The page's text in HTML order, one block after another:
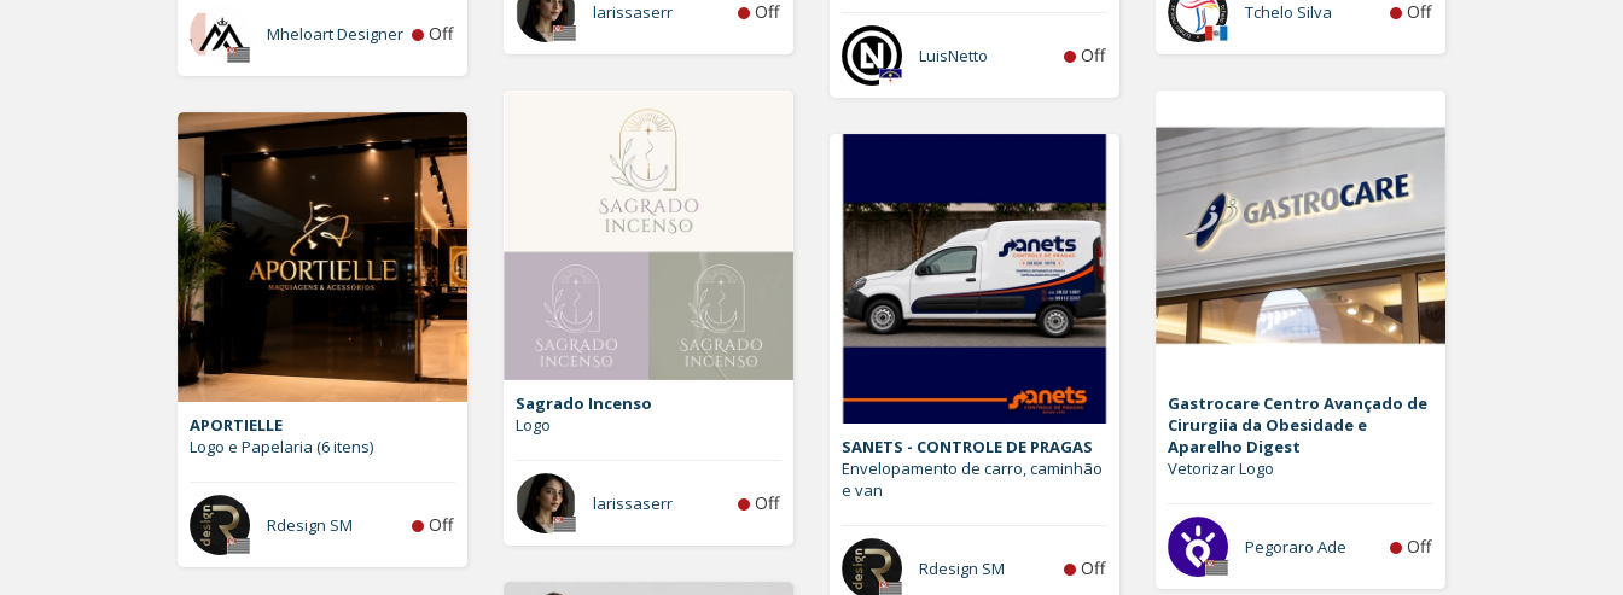
larissaserr Off Tchelo Silva Off
Mheloart Designer Off
LuisNetto Off
Sagrado Incenso
Logo
larissaserr Off
Gastrocare Centro Avançado de
Cirurgiia da Obesidade e
Aparelho Digest
Vetorizar Logo
Pegoraro Ade Off
APORTIELLE
Logo e Papelaria (6 itens)
Rdesign SM Off
SANETS - CONTROLE DE PRAGAS
Envelopamento de carro, caminhão
e van
Rdesign SM Off